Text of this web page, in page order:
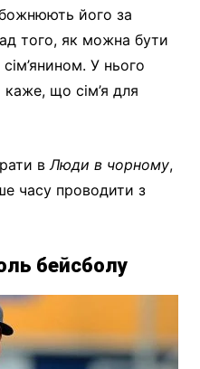
його за
того, як можна бути
У нього
каже, що сім’я для
вЛюди в чорному,
часу проводити з
бейсболу